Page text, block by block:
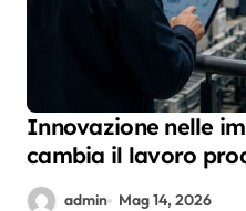
Innovazione nelle
cambia il lavoro
organizzativo
admin Mag 14, 2026